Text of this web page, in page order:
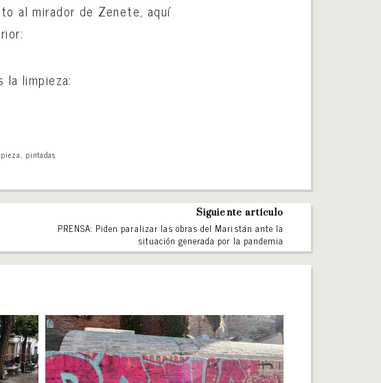
al mirador de Zenete, aquí
limpieza:
, pintadas
Siguiente artículo
PRENSA: Piden paralizar las obras del Maristán ante la
situación generada por la pandemia